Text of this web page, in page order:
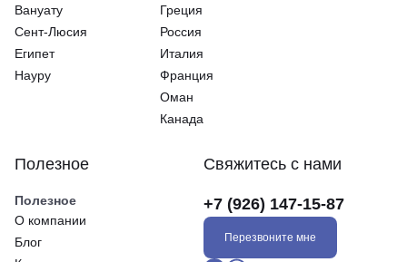
Вануату
Сент-Люсия
Египет
Науру
Греция
Россия
Италия
Франция
Оман
Канада
Полезное
Полезное
О компании
Блог
Свяжитесь с нами
+7 (926) 147-15-87
Перезвоните мне